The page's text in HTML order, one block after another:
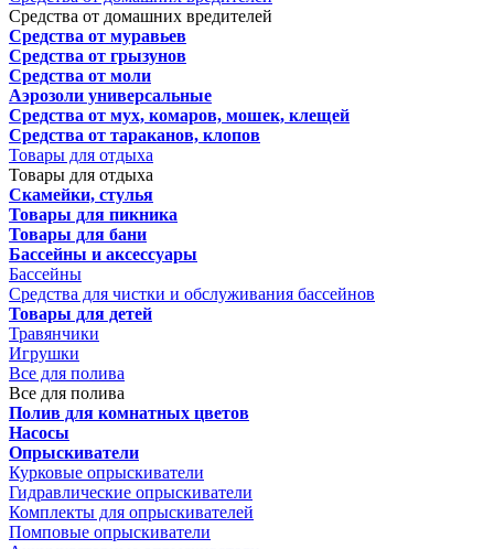
Средства от домашних вредителей
Средства от муравьев
Средства от грызунов
Средства от моли
Аэрозоли универсальные
Средства от мух, комаров, мошек, клещей
Средства от тараканов, клопов
Товары для отдыха
Товары для отдыха
Скамейки, стулья
Товары для пикника
Товары для бани
Бассейны и аксессуары
Бассейны
Средства для чистки и обслуживания бассейнов
Товары для детей
Травянчики
Игрушки
Все для полива
Все для полива
Полив для комнатных цветов
Насосы
Опрыскиватели
Курковые опрыскиватели
Гидравлические опрыскиватели
Комплекты для опрыскивателей
Помповые опрыскиватели